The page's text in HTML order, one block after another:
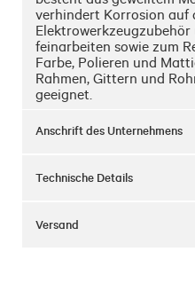
verhindert Korrosion auf
feinarbeiten sowie zum
Farbe, Polieren und
Rahmen, Gittern und
geeignet.
Anschrift des Unternehmens
Technische Details
Versand